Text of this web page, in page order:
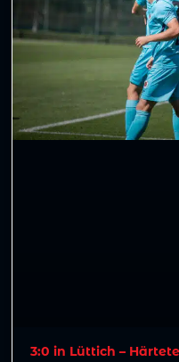
3:0 in Lüttich –